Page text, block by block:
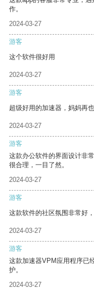
作。
2024-03-27
游客
这个软件很好用
2024-03-27
游客
超级好用的加速器，妈妈再
2024-03-27
游客
这款办公软件的界面设计非
很合理，一目了然。
2024-03-27
游客
这款软件的社区氛围非常好
2024-03-27
游客
这款加速器VPM应用程序已
护。
2024-03-27